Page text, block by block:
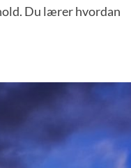
Du lærer hvordan